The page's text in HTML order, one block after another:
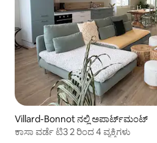
Villard-Bonnot ನಲ್ಲಿ ಅಪಾರ್ಟ್‌ಮಂಟ್
ಕಾಸಾ ವರ್ಡೆ ಟಿ3 2 ರಿಂದ 4 ವ್ಯಕ್ತಿಗಳು